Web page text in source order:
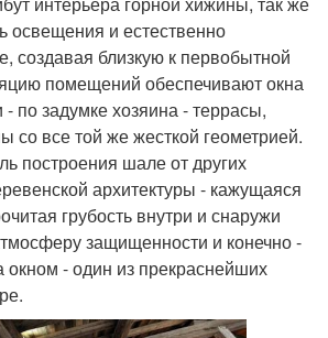
освещения и естественно
создавая близкую к первобытной
помещений обеспечивают окна
по задумке хозяина - террасы,
со все той же жесткой геометрией.
построения шале от других
архитектуры - кажущаяся
грубость внутри и снаружи
защищенности и конечно -
окном - один из прекраснейших